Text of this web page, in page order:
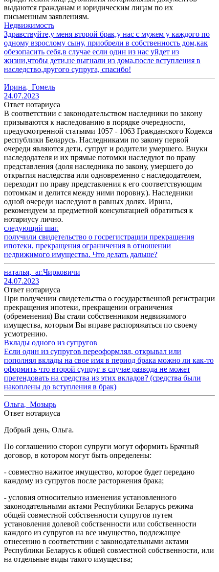
выдаются гражданам и юридическим лицам по их
письменным заявлениям.
Недвижимость
Здравствуйте,у меня второй брак,у нас с мужем у каждого по
одному взрослому сыну, приобрели в собственность дом,как
обезопасить себя,в случае если один из нас уйдет из
жизни,чтобы дети,не выгнали из дома,после вступления в
наследство,другого супруга, спасибо!
Ирина, Гомель
24.07.2023
Ответ нотариуса
В соответствии с законодательством наследники по закону
призываются к наследованию в порядке очередности,
предусмотренной статьями 1057 - 1063 Гражданского Кодекса
республики Беларусь. Наследниками по закону первой
очереди являются дети, супруг и родители умершего. Внуки
наследодателя и их прямые потомки наследуют по праву
представления (доля наследника по закону, умершего до
открытия наследства или одновременно с наследодателем,
переходит по праву представления к его соответствующим
потомкам и делится между ними поровну.). Наследники
одной очереди наследуют в равных долях. Ирина,
рекомендуем за предметной консультацией обратиться к
нотариусу лично.
следующий шаг.
получили свидетельство о госрегистрации прекращения
ипотеки, прекращения ограничения в отношении
недвижимого имущества. Что делать дальше?
наталья, аг.Чирковичи
24.07.2023
Ответ нотариуса
При получении свидетельства о государственной регистрации
прекращения ипотеки, прекращении ограничения
(обременения) Вы стали собственником недвижимого
имущества, которым Вы вправе распоряжаться по своему
усмотрению.
Вклады одного из супругов
Если один из супругов переоформлял, открывал или
пополнял вклады на свое имя в период брака можно ли как-то
оформить что второй супруг в случае развода не может
претендовать на средства из этих вкладов? (средства были
накоплены до вступления в брак)
Ольга, Мозырь
Ответ нотариуса
Добрый день, Ольга.
По соглашению сторон супруги могут оформить Брачный
договор, в котором могут быть определены:
- совместно нажитое имущество, которое будет передано
каждому из супругов после расторжения брака;
- условия относительно изменения установленного
законодательными актами Республики Беларусь режима
общей совместной собственности супругов путем
установления долевой собственности или собственности
каждого из супругов на все имущество, подлежащее
отнесению в соответствии с законодательными актами
Республики Беларусь к общей совместной собственности, или
на отдельные виды такого имущества;